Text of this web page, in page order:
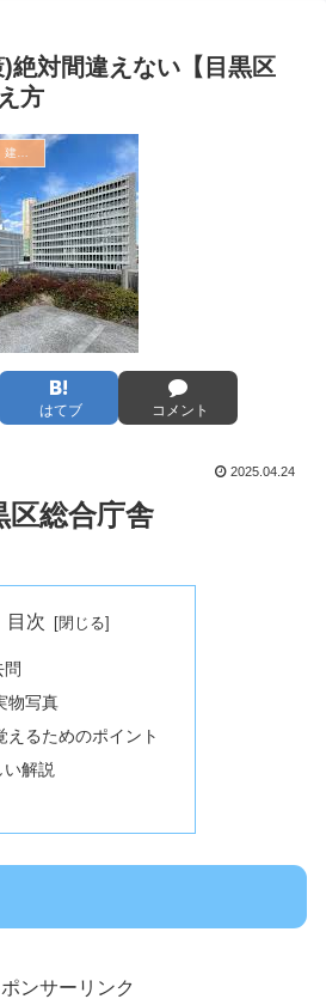
絶対間違えない【目黒区
方
03-9.【保存・改修・再生・活用】建築実例
はてブ コメント
2025.04.24
区総合庁舎
目次
問
物写真
えるためのポイント
い解説
ンサーリンク